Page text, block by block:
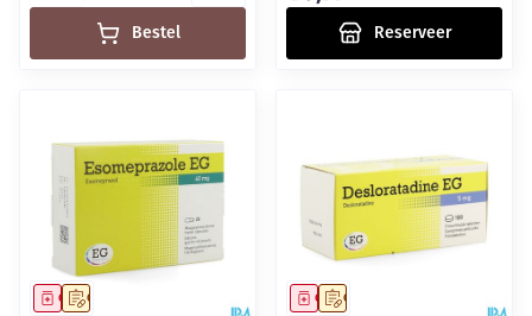
Bestel Reserveer
Op voorschrift
Geneesmiddel Op voorschrift
Geneesmiddel